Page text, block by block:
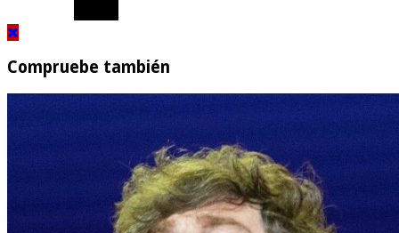
Compruebe también